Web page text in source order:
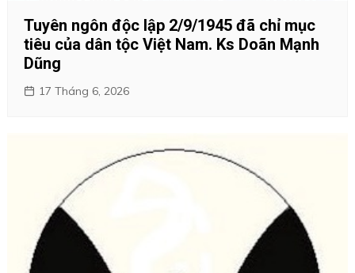
Tuyên ngôn độc lập 2/9/1945 đã chỉ mục
tiêu của dân tộc Việt Nam. Ks Doãn Mạnh
Dũng
17 Tháng 6, 2026